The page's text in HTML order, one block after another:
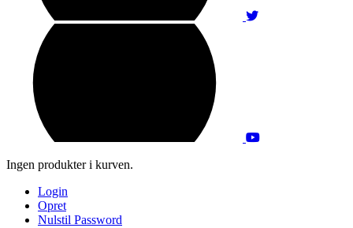
Ingen produkter i kurven.
Login
Opret
Nulstil Password